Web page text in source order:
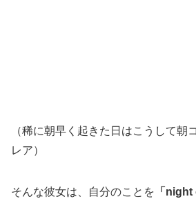
（稀に朝早く起きた日はこうして朝
レア）
そんな彼女は、自分のことを 「night